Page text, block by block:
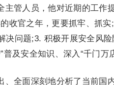
主管人员，他对近期的工作
收官之年，更要抓牢、抓
决问题;3. 积极开展安全风
及安全知识、深入“千门万
、全面深刻地分析了当前国